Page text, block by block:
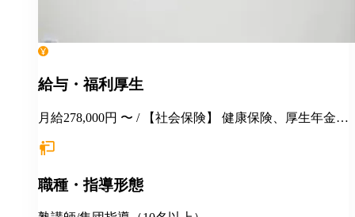
給与・福利厚生
月給278,000円 〜 / 【社会保険】 健康保険、厚生年金保
■季節講習報奨金 ■各種優待、割引 ■健康診断 ■長短貸
用制度 ＜＜地方からの応募も大歓迎！＞＞ ◎説明会・
職種・指導形態